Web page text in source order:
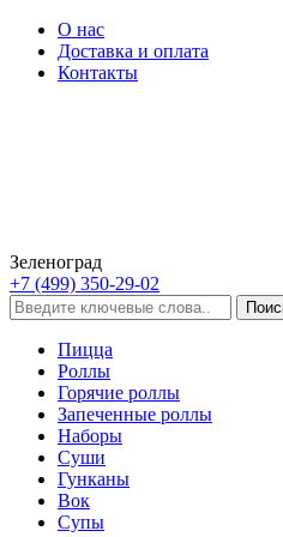
О нас
Доставка и оплата
Контакты
Зеленоград
+7 (499) 350-29-02
Пицца
Роллы
Горячие роллы
Запеченные роллы
Наборы
Суши
Гунканы
Вок
Супы